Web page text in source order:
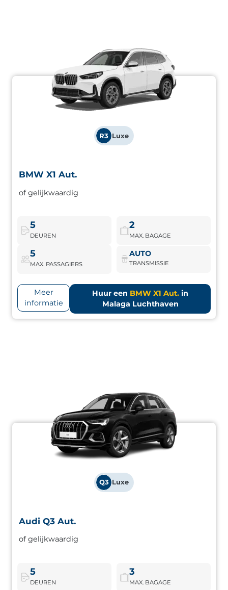
R3 Luxe
BMW X1 Aut.
of gelijkwaardig
5
DEUREN
2
MAX. BAGAGE
5
MAX. PASSAGIERS
AUTO
TRANSMISSIE
Meer
informatie
Huur een BMW X1 Aut. in
Malaga Luchthaven
Compacte SUV van een premium merk, ideaal voor wie
Boek nu
Q3 Luxe
Audi Q3 Aut.
of gelijkwaardig
5
DEUREN
3
MAX. BAGAGE
High-end SUV met uitgebreide uitrusting en comfortabel